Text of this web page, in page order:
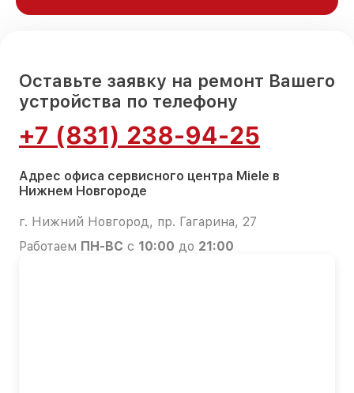
Оставьте заявку на ремонт Вашего
устройства по телефону
+7 (831) 238-94-25
Адрес офиса сервисного центра Miele в
Нижнем Новгороде
г. Нижний Новгород, пр. Гагарина, 27
Работаем ПН-ВС с 10:00 до 21:00